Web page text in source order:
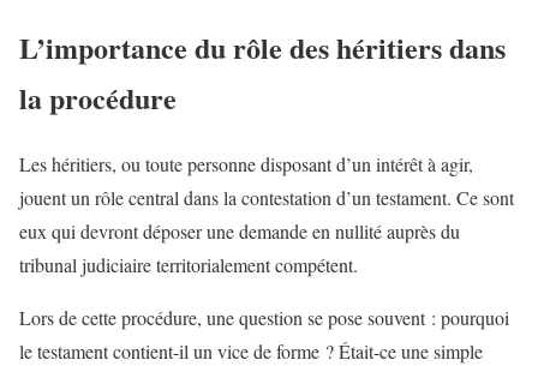
L’importance du rôle des héritiers dans
la procédure
Les héritiers, ou toute personne disposant d’un intérêt à agir,
jouent un rôle central dans la contestation d’un testament. Ce sont
eux qui devront déposer une demande en nullité auprès du
tribunal judiciaire territorialement compétent.
Lors de cette procédure, une question se pose souvent : pourquoi
le testament contient-il un vice de forme ? Était-ce une simple